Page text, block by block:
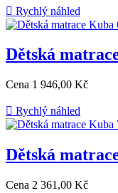
 Rychlý náhled
Dětská
Cena 1 946,00 Kč
 Rychlý náhled
Dětská
Cena 2 361,00 Kč